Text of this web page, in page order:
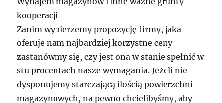
kooperacji
Zanim wybierzemy propozycję firmy, jaka
oferuje nam najbardziej korzystne ceny
zastanówmy się, czy jest ona w stanie spełnić w
stu procentach nasze wymagania. Jeżeli nie
dysponujemy starczającą ilością powierzchni
magazynowych, na pewno chcielibyśmy, aby